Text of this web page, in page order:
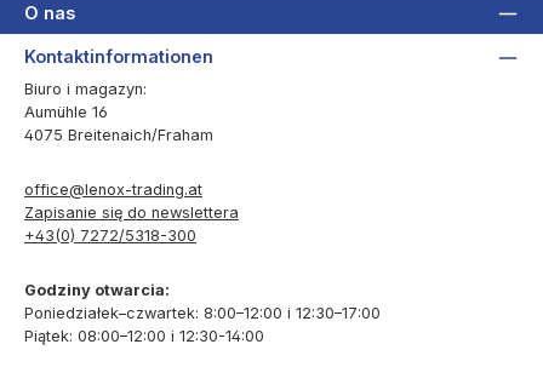
O nas
Kontaktinformationen
Biuro i magazyn:
Aumühle 16
4075 Breitenaich/Fraham
office@lenox-trading.at
Zapisanie się do newslettera
+43(0) 7272/5318-300
Godziny otwarcia:
Poniedziałek–czwartek: 8:00–12:00 i 12:30–17:00
Piątek: 08:00–12:00 i 12:30-14:00